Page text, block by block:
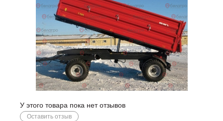
У этого товара пока нет отзывов
Оставить отзыв